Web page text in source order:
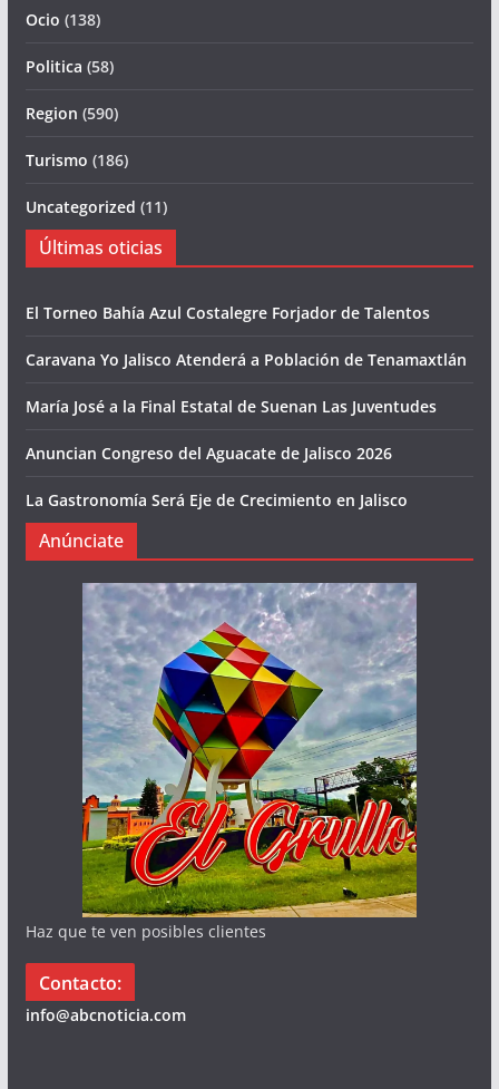
Ocio (138)
Politica (58)
Region (590)
Turismo (186)
Uncategorized (11)
Últimas oticias
El Torneo Bahía Azul Costalegre Forjador de Talentos
Caravana Yo Jalisco Atenderá a Población de Tenamaxtlán
María José a la Final Estatal de Suenan Las Juventudes
Anuncian Congreso del Aguacate de Jalisco 2026
La Gastronomía Será Eje de Crecimiento en Jalisco
Anúnciate
Haz que te ven posibles clientes
Contacto:
info@abcnoticia.com